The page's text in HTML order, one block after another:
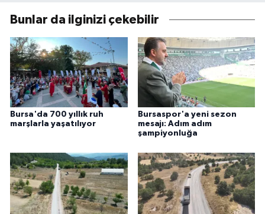
Bunlar da ilginizi çekebilir
Bursa'da 700 yıllık ruh
marşlarla yaşatılıyor
Bursaspor'a yeni sezon
mesajı: Adım adım
şampiyonluğa